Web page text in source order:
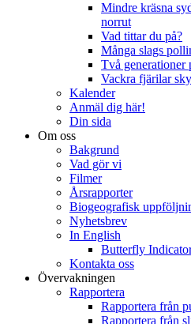
Mindre kräsna
norrut
Vad tittar du på?
Många slags
Två generationer
Vackra fjärilar
Kalender
Anmäl dig här!
Din sida
Om oss
Bakgrund
Vad gör vi
Filmer
Årsrapporter
Biogeografisk
Nyhetsbrev
In English
Butterfly
Kontakta oss
Övervakningen
Rapportera
Rapportera från
Rapportera från